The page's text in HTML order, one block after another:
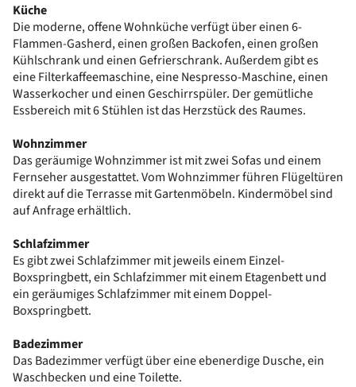
Küche
Die moderne, offene Wohnküche verfügt über einen 6-
Flammen-Gasherd, einen großen Backofen, einen großen
Kühlschrank und einen Gefrierschrank. Außerdem gibt es
eine Filterkaffeemaschine, eine Nespresso-Maschine, einen
Wasserkocher und einen Geschirrspüler. Der gemütliche
Essbereich mit 6 Stühlen ist das Herzstück des Raumes.
Wohnzimmer
Das geräumige Wohnzimmer ist mit zwei Sofas und einem
Fernseher ausgestattet. Vom Wohnzimmer führen Flügeltüren
direkt auf die Terrasse mit Gartenmöbeln. Kindermöbel sind
auf Anfrage erhältlich.
Schlafzimmer
Es gibt zwei Schlafzimmer mit jeweils einem Einzel-
Boxspringbett, ein Schlafzimmer mit einem Etagenbett und
ein geräumiges Schlafzimmer mit einem Doppel-
Boxspringbett.
Badezimmer
Das Badezimmer verfügt über eine ebenerdige Dusche, ein
Waschbecken und eine Toilette.